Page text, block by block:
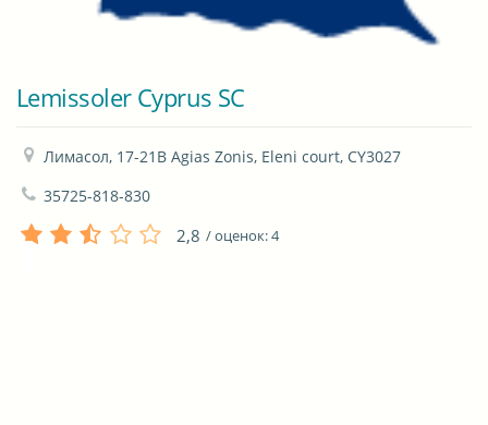
Lemissoler Cyprus SC
Лимасол, 17-21B Agias Zonis, Eleni court, CY3027
35725-818-830
2,8 / оценок:4